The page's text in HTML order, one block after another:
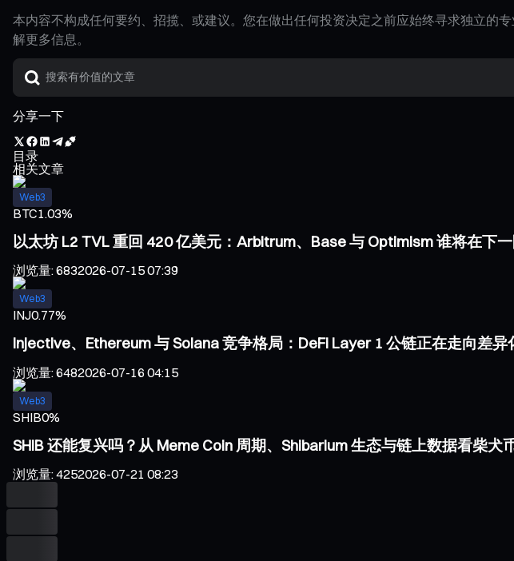
本内容不构成任何要约、招揽、或建议。您在做出任何投资决定之前应始终寻求独立的
解更多信息。
分享一下
目录
相关文章
Web3
BTC1.03%
以太坊 L2 TVL 重回 420 亿美元：Arbitrum、Base 与 Optimism 谁将在下
浏览量:6832026-07-15 07:39
Web3
INJ0.77%
Injective、Ethereum 与 Solana 竞争格局：DeFi Layer 1 公链正在走向差异
浏览量:6482026-07-16 04:15
Web3
SHIB0%
SHIB 还能复兴吗？从 Meme Coin 周期、Shibarium 生态与链上数据看柴犬
浏览量:4252026-07-21 08:23